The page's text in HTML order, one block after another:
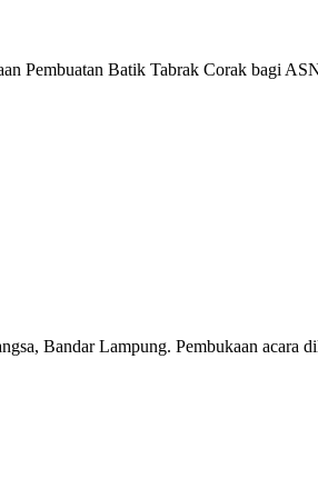
Pembuatan Batik Tabrak Corak bagi
Bandar Lampung. Pembukaan acara